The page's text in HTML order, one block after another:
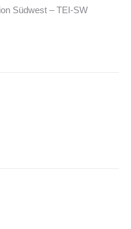
Südwest – TEI-SW